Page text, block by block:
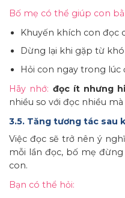
Bố mẹ có thể giúp con
Khuyến khích con đọc
Dừng lại khi gặp từ
Hỏi con ngay trong lúc
Hãy nhớ: đọc ít nhưng
nhiều so với đọc nhiều
3.5. Tăng tương tác sau
Việc đọc sẽ trở nên ý
mỗi lần đọc, bố mẹ
con.
Bạn có thể hỏi: